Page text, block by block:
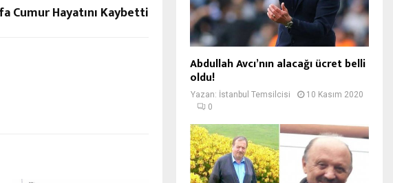
Cumur Hayatını Kaybetti
Abdullah Avcı’nın alacağı ücret belli
oldu!
Yazan: İstanbul Temsilcisi
10 Kasım 2020
0